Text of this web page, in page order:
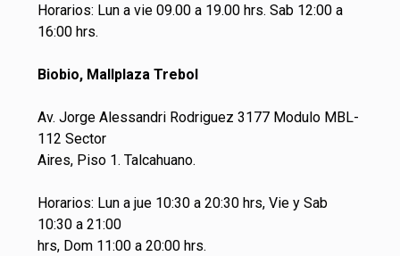
Horarios: Lun a vie 09.00 a 19.00 hrs. Sab 12:00 a
16:00 hrs.
Biobio, Mallplaza Trebol
Av. Jorge Alessandri Rodriguez 3177 Modulo MBL-
112 Sector
Aires, Piso 1. Talcahuano.
Horarios: Lun a jue 10:30 a 20:30 hrs, Vie y Sab
10:30 a 21:00
hrs, Dom 11:00 a 20:00 hrs.